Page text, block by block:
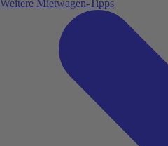
Weitere Mietwagen-Tipps